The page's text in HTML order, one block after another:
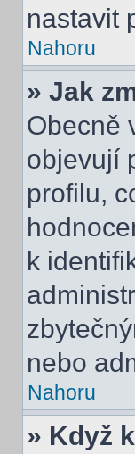
nastavit
Nahoru
» Jak
Obecně
objevují
profilu,
k
nebo
Nahoru
» Když